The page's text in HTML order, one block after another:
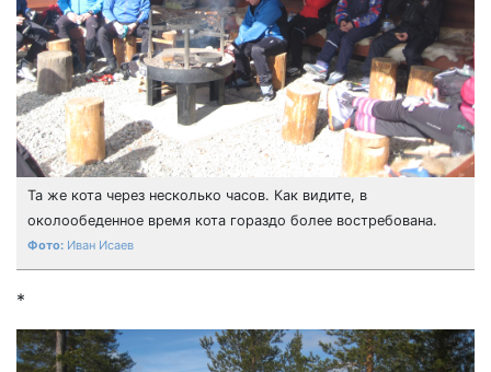
Та же кота через несколько часов. Как видите, в
околообеденное время кота гораздо более востребована.
Иван Исаев
*